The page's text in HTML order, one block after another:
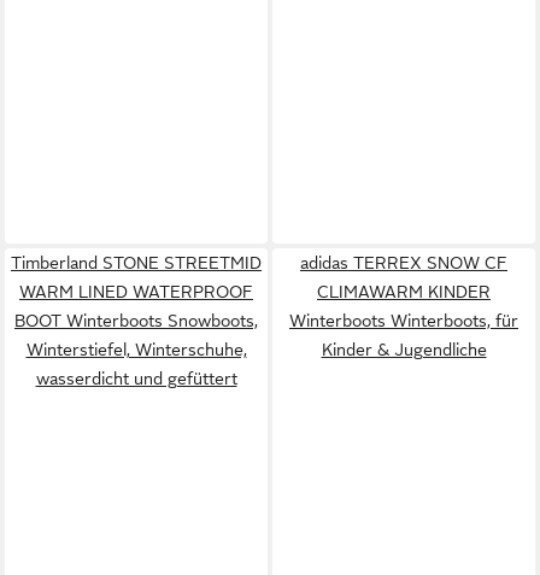
Timberland STONE STREETMID
WARM LINED WATERPROOF
BOOT Winterboots Snowboots,
Winterstiefel, Winterschuhe,
wasserdicht und gefüttert
adidas TERREX SNOW CF
CLIMAWARM KINDER
Winterboots Winterboots, für
Kinder & Jugendliche